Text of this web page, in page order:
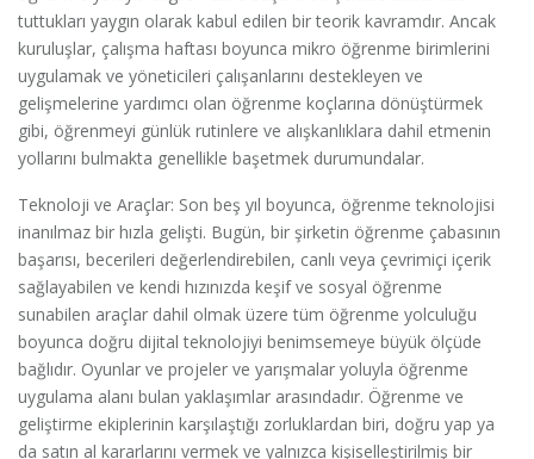
tuttukları yaygın olarak kabul edilen bir teorik kavramdır. Ancak
kuruluşlar, çalışma haftası boyunca mikro öğrenme birimlerini
uygulamak ve yöneticileri çalışanlarını destekleyen ve
gelişmelerine yardımcı olan öğrenme koçlarına dönüştürmek
gibi, öğrenmeyi günlük rutinlere ve alışkanlıklara dahil etmenin
yollarını bulmakta genellikle başetmek durumundalar.
Teknoloji ve Araçlar: Son beş yıl boyunca, öğrenme teknolojisi
inanılmaz bir hızla gelişti. Bugün, bir şirketin öğrenme çabasının
başarısı, becerileri değerlendirebilen, canlı veya çevrimiçi içerik
sağlayabilen ve kendi hızınızda keşif ve sosyal öğrenme
sunabilen araçlar dahil olmak üzere tüm öğrenme yolculuğu
boyunca doğru dijital teknolojiyi benimsemeye büyük ölçüde
bağlıdır. Oyunlar ve projeler ve yarışmalar yoluyla öğrenme
uygulama alanı bulan yaklaşımlar arasındadır. Öğrenme ve
geliştirme ekiplerinin karşılaştığı zorluklardan biri, doğru yap ya
da satın al kararlarını vermek ve yalnızca kişiselleştirilmiş bir